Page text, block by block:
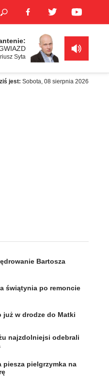
Syta
jest: Sobota, 08 sierpnia 2026
Bartosza
świątynia po remoncie
już w drodze do Matki
najzdolniejsi odebrali
piesza pielgrzymka na